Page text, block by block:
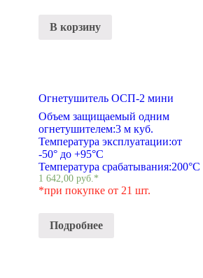
В корзину
Огнетушитель ОСП-2 мини
Объем защищаемый одним
огнетушителем:3 м куб.
Температура эксплуатации:от
-50° до +95°С
Температура срабатывания:200°С
1 642,00руб. *
*при покупке от 21 шт.
Подробнее